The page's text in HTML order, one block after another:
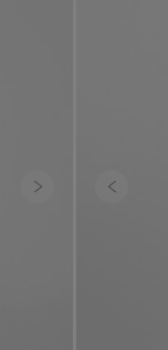
Next Previous